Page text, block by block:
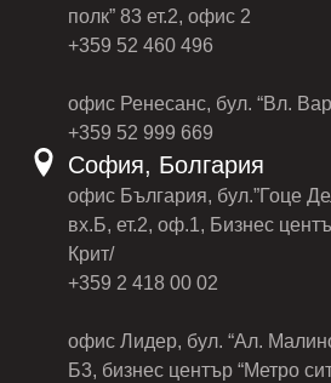
полк” 83 ет.2, офис 2
+359 52 460 496
офис Ренесанс, бул. “Вл.
+359 52 999 669
София, Болгария
офис България, бул.”Гоце
вх.Б, ет.2, оф.1, Бизнес
Крит/
+359 2 418 00 02
офис Лидер, бул. “Ал.
Б3, бизнес център “Метро